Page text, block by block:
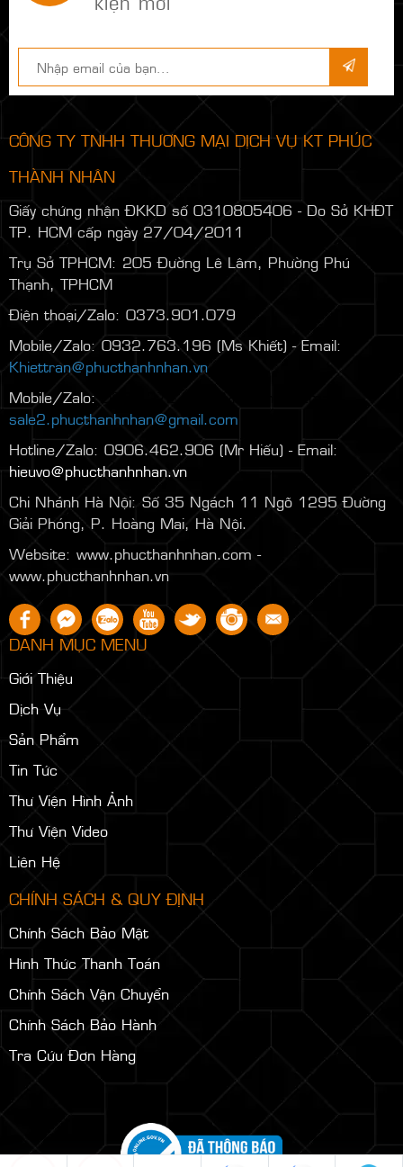
Đăng ký để nhận thông tin sự
kiện mới
CÔNG TY TNHH THƯƠNG MẠI DỊCH VỤ KT PHÚC
THÀNH NHÂN
Giấy chứng nhận ĐKKD số 0310805406 - Do Sở KHĐT
TP. HCM cấp ngày 27/04/2011
Trụ Sở TPHCM: 205 Đường Lê Lâm, Phường Phú
Thạnh, TPHCM
Điện thoại/Zalo: 0373.901.079
Mobile/Zalo: 0932.763.196 (Ms Khiết) - Email:
Khiettran@phucthanhnhan.vn
Mobile/Zalo:
0986.272.500
(Mr Đăng) - Email:
sale2.phucthanhnhan@gmail.com
hieuvo@phucthanhnhan.vn
Chi Nhánh Hà Nội: Số 35 Ngách 11 Ngõ 1295 Đường
Giải Phóng, P. Hoàng Mai, Hà Nội.
Website: www.phucthanhnhan.com -
www.phucthanhnhan.vn
DANH MỤC MENU
Giới Thiệu
Dịch Vụ
Sản Phẩm
Thư Viện Hình Ảnh
Thư Viện Video
Liên Hệ
CHÍNH SÁCH & QUY ĐỊNH
Chính Sách Bảo Mật
Chính Sách Vận Chuyển